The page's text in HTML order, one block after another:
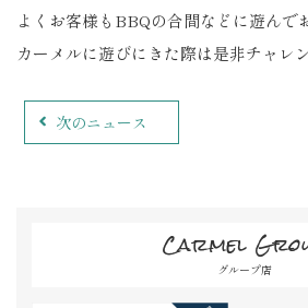
よくお客様もBBQの合間などに遊んで
カーメルに遊びにきた際は是非チャレ
次のニュース
Carmel
グループ店